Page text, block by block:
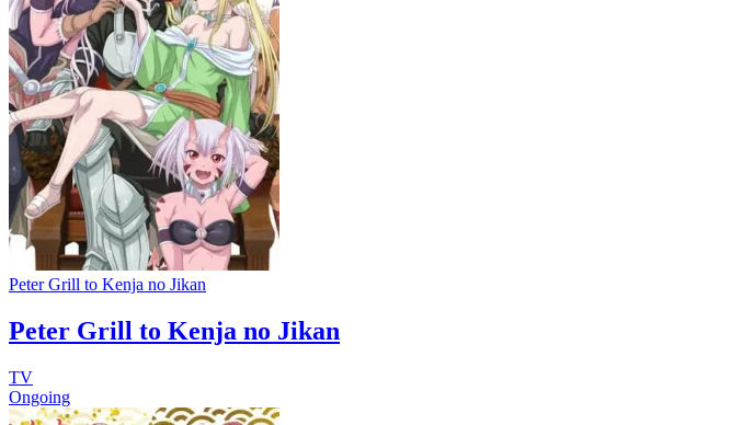
Peter Grill to Kenja no Jikan
Peter Grill to Kenja no Jikan
TV
Ongoing